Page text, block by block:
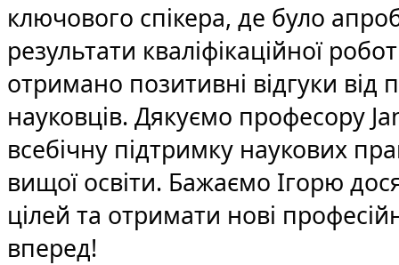
ключового спікера, де було
результати кваліфікаційної
отримано позитивні відгуки від
науковців. Дякуємо професору
всебічну підтримку наукових
вищої освіти. Бажаємо Ігорю
цілей та отримати нові
вперед!